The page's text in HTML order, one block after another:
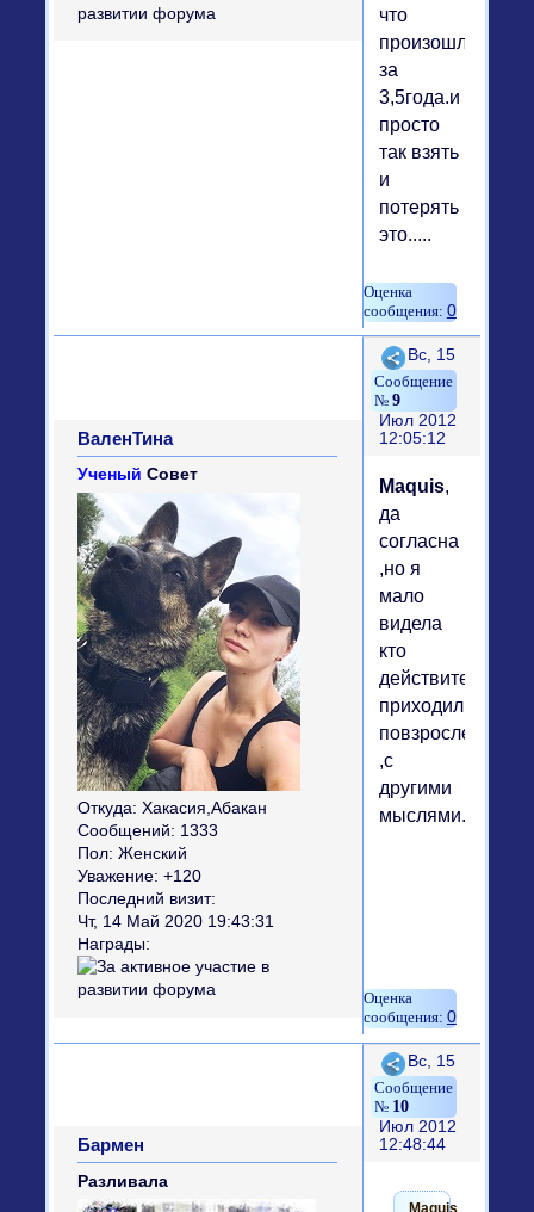
что
произошло
за
3,5года.и
просто
так взять
и
потерять
это.....
0
Поделиться
9
Вс, 15
Июл 2012
12:05:12
ВаленТина
Ученый Совет
Откуда: Хакасия,Абакан
Сообщений: 1333
Пол: Женский
Уважение: +120
Последний визит:
Чт, 14 Май 2020 19:43:31
Награды:
Maquis,
да
согласна
,но я
мало
видела
кто
действительно
приходили
повзрослевшими
,с
другими
мыслями...
0
Поделиться
10
Вс, 15
Июл 2012
12:48:44
Бармен
Разливала
Maquis